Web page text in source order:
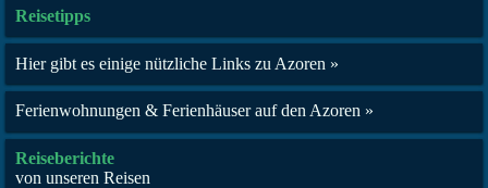
Reisetipps
Hier gibt es einige nützliche Links zu Azoren »
Ferienwohnungen & Ferienhäuser auf den Azoren »
Reiseberichte
von unseren Reisen